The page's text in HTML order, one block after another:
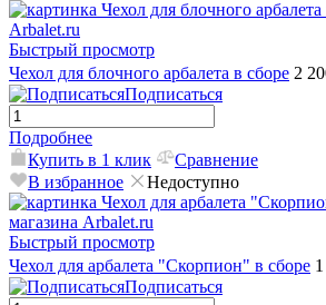
Быстрый просмотр
Чехол для блочного арбалета в сборе 2
Подписаться
Подробнее
Купить в 1 клик
Сравнение
В избранное
Недоступно
Быстрый просмотр
Чехол для арбалета "Скорпион" в сборе
Подписаться